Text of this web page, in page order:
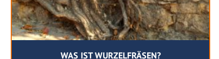
WAS IST WURZELFRÄSEN?